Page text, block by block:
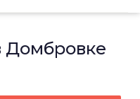
Домбровке